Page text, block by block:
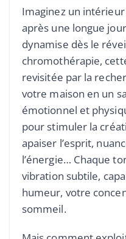
Imaginez un
après une longue
dynamise dès le
chromothérapie,
revisitée par la
votre maison en un
émotionnel et
pour stimuler la
apaiser l’esprit,
l’énergie… Chaque
vibration subtile,
humeur, votre
sommeil.